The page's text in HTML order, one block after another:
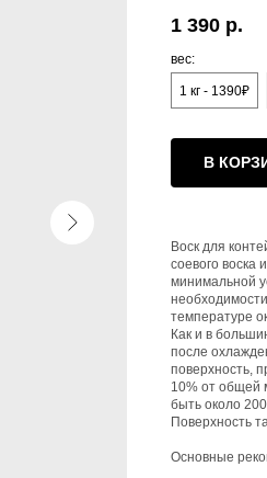
1 390 р.
вес:
1 кг - 1390₽
В
Воск для
соевого воска
минимальной
температуре
Как и в
после
поверхность,
10% от общей
быть около
Поверхность
Основные